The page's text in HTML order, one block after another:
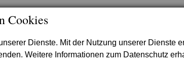
Cookies
Dienste. Mit der Nutzung unserer Dienste
Weitere Informationen zum Datenschutz